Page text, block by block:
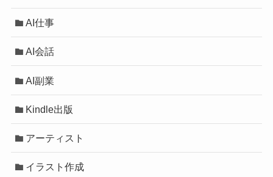
AI仕事
AI会話
AI副業
Kindle出版
アーティスト
イラスト作成